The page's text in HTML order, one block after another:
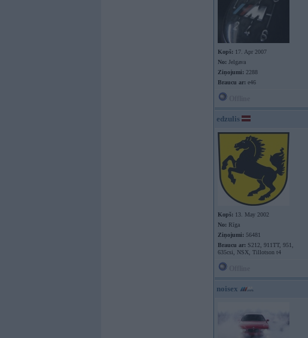
Kopš: 17. Apr 2007
No: Jelgava
Ziņojumi: 2288
Braucu ar: e46
edzulis
Kopš: 13. May 2002
No: Rīga
Ziņojumi: 56481
Braucu ar: S212, 911TT, 951,
635csi, NSX, Tillotson t4
noisex